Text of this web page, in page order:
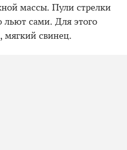
массы. Пули стрелки
льют сами. Для этого
мягкий свинец.